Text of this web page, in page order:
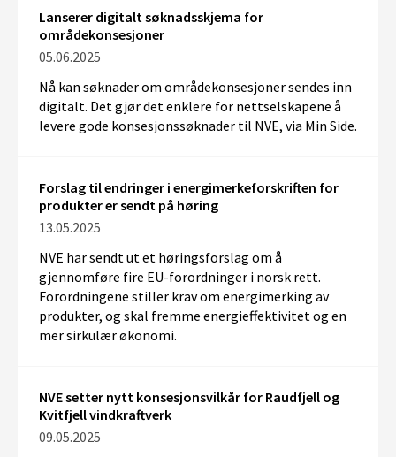
Lanserer digitalt søknadsskjema for
områdekonsesjoner
05.06.2025
Nå kan søknader om områdekonsesjoner sendes inn
digitalt. Det gjør det enklere for nettselskapene å
levere gode konsesjonssøknader til NVE, via Min Side.
Forslag til endringer i energimerkeforskriften for
produkter er sendt på høring
13.05.2025
NVE har sendt ut et høringsforslag om å
gjennomføre fire EU-forordninger i norsk rett.
Forordningene stiller krav om energimerking av
produkter, og skal fremme energieffektivitet og en
mer sirkulær økonomi.
NVE setter nytt konsesjonsvilkår for Raudfjell og
Kvitfjell vindkraftverk
09.05.2025